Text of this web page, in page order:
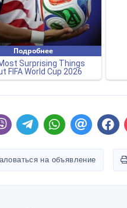
на объявление